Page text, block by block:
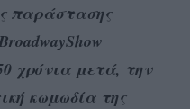
παράστασης
χρόνια μετά, την
κωμωδία της